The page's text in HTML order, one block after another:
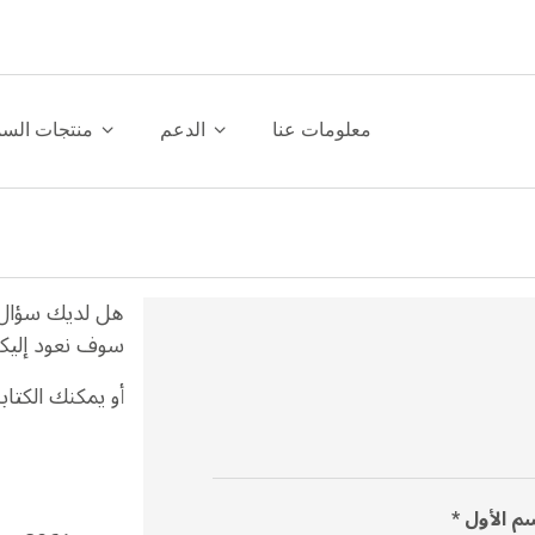
منتجات الدعم معلومات عنا
هل لديك
سوف نعود
أو يمكنك
الأول